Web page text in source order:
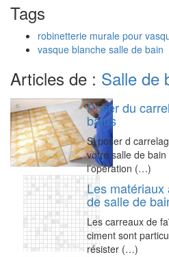
Tags
robinetterie murale pour
vasque blanche salle de bain
Articles de : Salle de
Poser du
bains
Si poser d
votre salle de bain
l’opération (…)
Les
de salle de
Les carreaux de
ciment sont
résister (…)